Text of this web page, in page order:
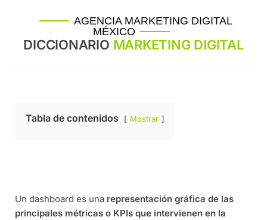
AGENCIA MARKETING DIGITAL
MÉXICO
DICCIONARIO MARKETING DIGITAL
Tabla de contenidos Mostrar
Un dashboard es una representación gráfica de las
principales métricas o KPIs que intervienen en la